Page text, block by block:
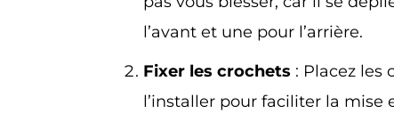
l’avant et une pour l’arrière.
Fixer les crochets : Placez les
l’installer pour faciliter la mise